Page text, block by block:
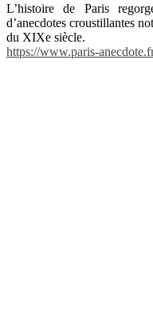
L’histoire de Paris
d’anecdotes croustillantes
du XIXe siècle.
https://www.paris-